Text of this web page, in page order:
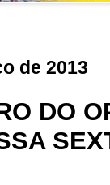
de 2013
DO